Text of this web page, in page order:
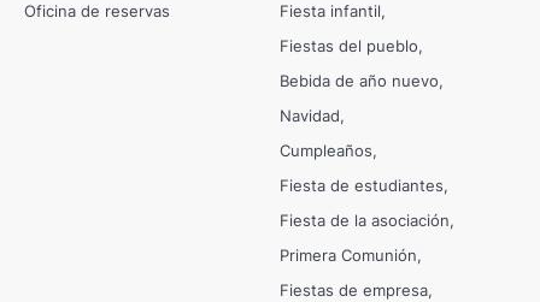
Oficina de reservas
Fiesta infantil
Fiestas del pueblo
Bebida de año nuevo
Navidad
Cumpleaños
Fiesta de estudiantes
Fiesta de la asociación
Primera Comunión
Fiestas de empresa